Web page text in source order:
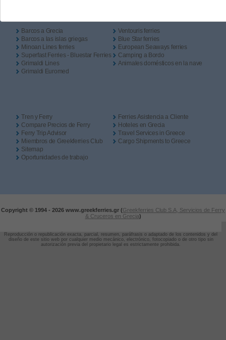
Barcos a Grecia
Barcos a las islas griegas
Minoan Lines ferries
Superfast Ferries - Bluestar Ferries
Grimaldi Lines
Grimaldi Euromed
Ventouris ferries
Blue Star ferries
European Seaways ferries
Camping a Bordo
Animales domésticos en la nave
Tren y Ferry
Compare Precios de Ferry
Ferry Trip Advisor
Miembros de Greekferries Club
Sitemap
Oportunidades de trabajo
Ferries Asistencia a Cliente
Hoteles en Grecia
Travel Services in Greece
Cargo Shipments to Greece
Copyright © 1994 - 2026 www.greekferries.gr (Greekferries Club S.A, Servicios de Ferry
& Cruceros en Grecia)
Reproducción o republicación exacta, parcial, resumen, paráfrasis o adaptado de los contenidos y del
diseño de este sitio web por cualquier medio mecánico, electrónico, fotocopiado o de otro tipo sin
autorización previa del propietario legal es estrictamente prohibida.